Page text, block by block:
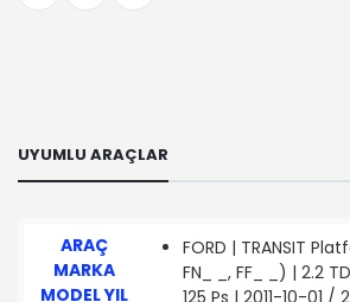
UYUMLU ARAÇLAR
ARAÇ
MARKA
MODEL YIL
FORD | TRANSIT
FN_ _, FF_ _) | 2.2
125 Ps | 2011-10-01 /